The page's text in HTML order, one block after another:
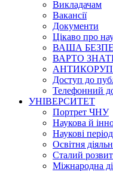
Викладачам
Вакансії
Документи
Цікаво про
ВАША
ВАРТО
Доступ до
Телефонний
УНІВЕРСИТЕТ
Портрет ЧНУ
Наукова й
Наукові
Освітня
Сталий
Міжнародна